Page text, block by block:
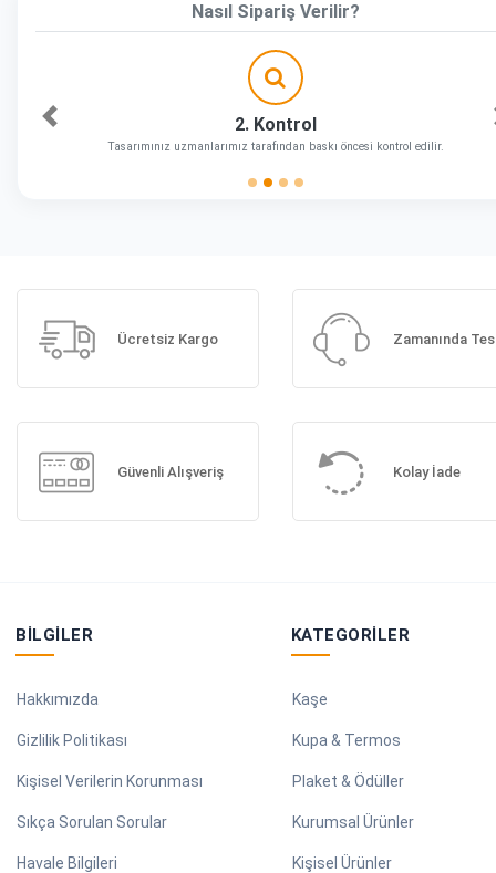
Nasıl Sipariş Verilir?
2. Kontrol
Tasarımınız uzmanlarımız tarafından baskı öncesi kontrol edilir.
Önceki
Ücretsiz Kargo Zamanında
Güvenli Alışveriş Kolay İade
BILGILER
Hakkımızda
Gizlilik Politikası
Kişisel Verilerin Korunması
Sıkça Sorulan Sorular
Havale Bilgileri
KATEGORILER
Kaşe
Kupa & Termos
Plaket & Ödüller
Kurumsal Ürünler
Kişisel Ürünler